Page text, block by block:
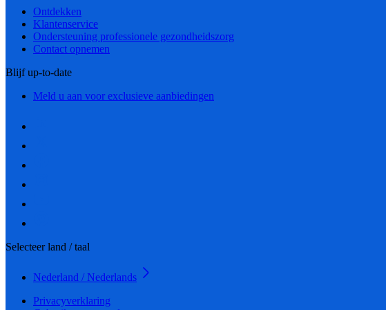
Ontdekken
Klantenservice
Ondersteuning professionele gezondheidszorg
Contact opnemen
Blijf up-to-date
Meld u aan voor exclusieve aanbiedingen
Selecteer land / taal
Nederland / Nederlands
Privacyverklaring